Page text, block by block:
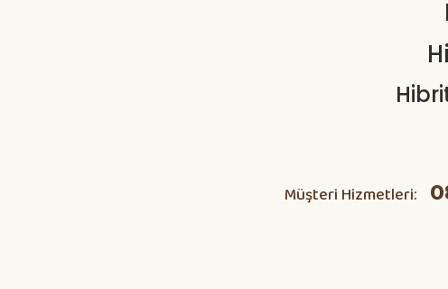
Müşteri Hizmetleri: